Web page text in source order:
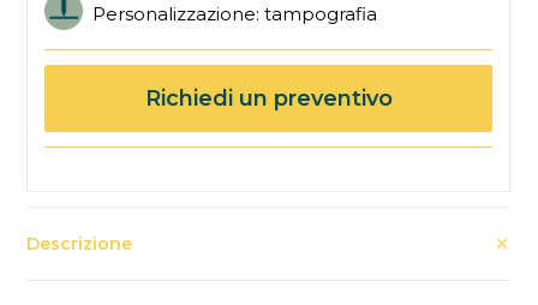
Personalizzazione: tampografia
Richiedi un preventivo
Descrizione